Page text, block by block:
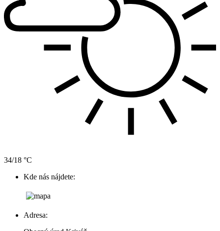
34/18 °C
Kde nás nájdete:
Adresa: